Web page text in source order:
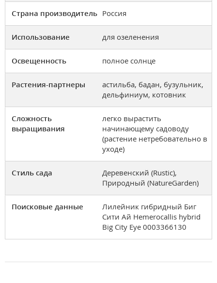
Страна производитель Россия
Использование для озеленения
Освещенность полное солнце
Растения-партнеры
астильба, бадан, бузульник,
дельфиниум, котовник
Сложность
выращивания
легко вырастить
начинающему садоводу
(растение нетребовательно в
уходе)
Стиль сада
Деревенский (Rustic),
Природный (NatureGarden)
Поисковые данные
Лилейник гибридный Биг
Сити Ай Hemerocallis hybrid
Big City Eye 0003366130